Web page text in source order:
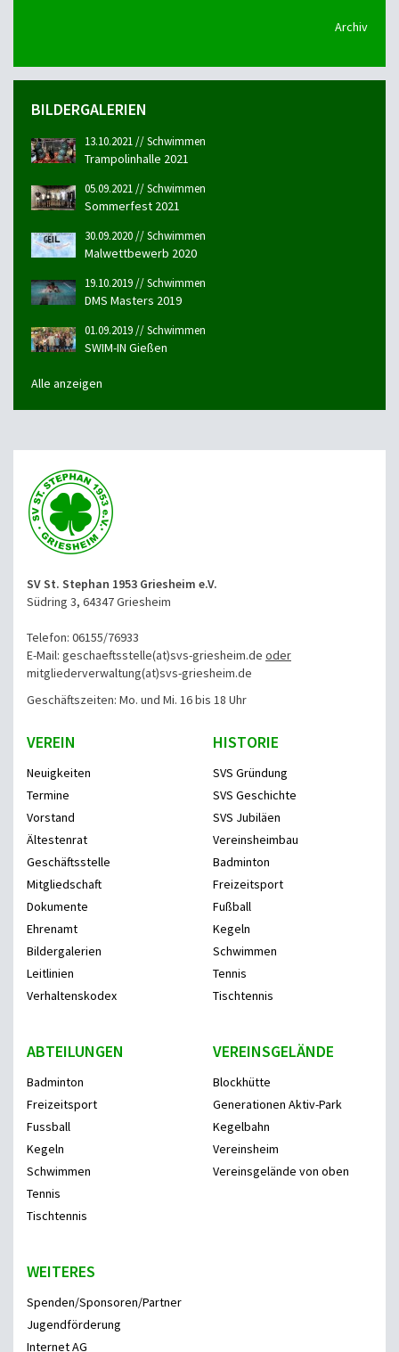
Archiv
BILDERGALERIEN
13.10.2021 // Schwimmen
Trampolinhalle 2021
05.09.2021 // Schwimmen
Sommerfest 2021
30.09.2020 // Schwimmen
Malwettbewerb 2020
19.10.2019 // Schwimmen
DMS Masters 2019
01.09.2019 // Schwimmen
SWIM-IN Gießen
Alle anzeigen
SV St. Stephan 1953 Griesheim e.V.
Südring 3, 64347 Griesheim
Telefon: 06155/76933
E-Mail: geschaeftsstelle(at)svs-griesheim.de oder
mitgliederverwaltung(at)svs-griesheim.de
Geschäftszeiten: Mo. und Mi. 16 bis 18 Uhr
VEREIN
Neuigkeiten
Termine
Vorstand
Ältestenrat
Geschäftsstelle
Mitgliedschaft
Dokumente
Ehrenamt
Bildergalerien
Leitlinien
Verhaltenskodex
HISTORIE
SVS Gründung
SVS Geschichte
SVS Jubiläen
Vereinsheimbau
Badminton
Freizeitsport
Fußball
Kegeln
Schwimmen
Tennis
Tischtennis
ABTEILUNGEN
Badminton
Freizeitsport
Fussball
Kegeln
Schwimmen
Tennis
Tischtennis
VEREINSGELÄNDE
Blockhütte
Generationen Aktiv-Park
Kegelbahn
Vereinsheim
Vereinsgelände von oben
WEITERES
Spenden/Sponsoren/Partner
Jugendförderung
Internet AG